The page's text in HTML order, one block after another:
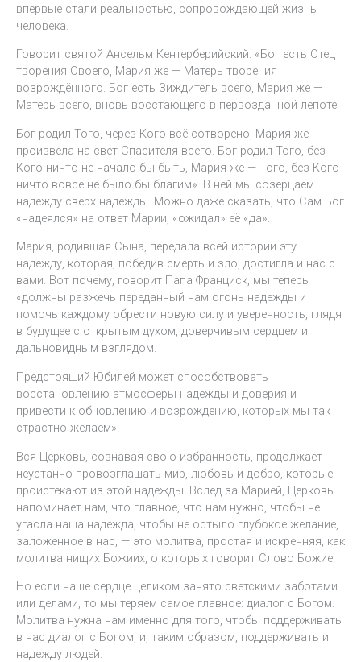
впервые стали реальностью, сопровождающей жизнь
человека.
Говорит святой Ансельм Кентерберийский: «Бог есть Отец
творения Своего, Мария же — Матерь творения
возрождённого. Бог есть Зиждитель всего, Мария же —
Матерь всего, вновь восстающего в первозданной лепоте.
Бог родил Того, через Кого всё сотворено, Мария же
произвела на свет Спасителя всего. Бог родил Того, без
Кого ничто не начало бы быть, Мария же — Того, без Кого
ничто вовсе не было бы благим». В ней мы созерцаем
надежду сверх надежды. Можно даже сказать, что Сам Бог
«надеялся» на ответ Марии, «ожидал» её «да».
Мария, родившая Сына, передала всей истории эту
надежду, которая, победив смерть и зло, достигла и нас с
вами. Вот почему, говорит Папа Франциск, мы теперь
«должны разжечь переданный нам огонь надежды и
помочь каждому обрести новую силу и уверенность, глядя
в будущее с открытым духом, доверчивым сердцем и
дальновидным взглядом.
Предстоящий Юбилей может способствовать
восстановлению атмосферы надежды и доверия и
привести к обновлению и возрождению, которых мы так
страстно желаем».
Вся Церковь, сознавая свою избранность, продолжает
неустанно провозглашать мир, любовь и добро, которые
проистекают из этой надежды. Вслед за Марией, Церковь
напоминает нам, что главное, что нам нужно, чтобы не
угасла наша надежда, чтобы не остыло глубокое желание,
заложенное в нас, — это молитва, простая и искренняя, как
молитва нищих Божиих, о которых говорит Слово Божие.
Но если наше сердце целиком занято светскими заботами
или делами, то мы теряем самое главное: диалог с Богом.
Молитва нужна нам именно для того, чтобы поддерживать
в нас диалог с Богом, и, таким образом, поддерживать и
надежду людей.